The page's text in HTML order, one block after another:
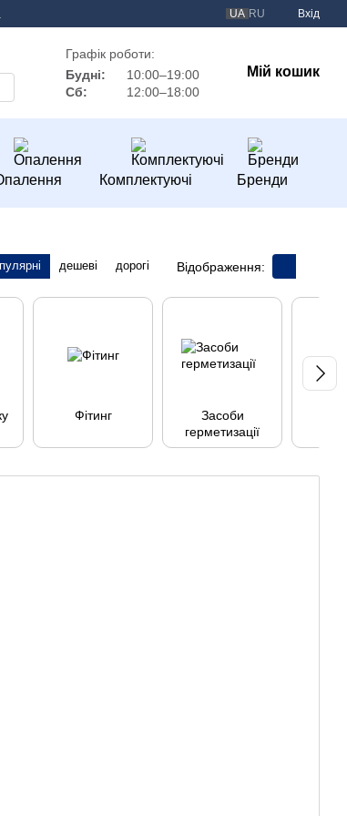
UA RU Вхід
Графік роботи:
Будні:
10:00–19:00
Сб:
12:00–18:00
Мій кошик
Комплектуючі Бренди
дешеві дорогі Відображення:
Фітинг
Засоби
герметизації